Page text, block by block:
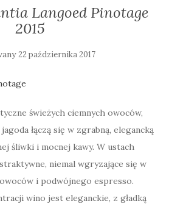
Langoed Pinotage
2015
22 października 2017
świeżych ciemnych owoców,
łączą się w zgrabną, elegancką
śliwki i mocnej kawy. W ustach
niemal wgryzające się w
i podwójnego espresso.
wino jest eleganckie, z gładką